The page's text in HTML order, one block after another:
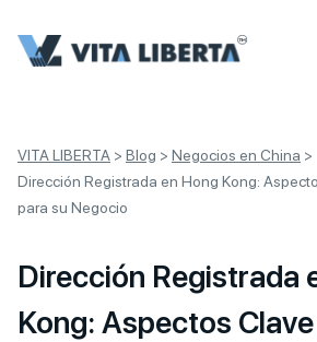
VITA LIBERTA > Blog > Negocios en China >
Dirección Registrada en Hong Kong:
para su Negocio
Dirección Registrada
Kong: Aspectos